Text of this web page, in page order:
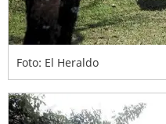
Foto: El Heraldo